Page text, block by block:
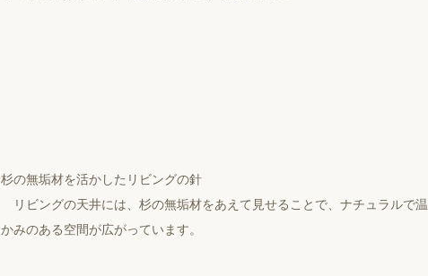
杉の無垢材を活かしたリビングの針
リビングの天井には、杉の無垢材をあえて見せることで、ナチュラルで温
かみのある空間が広がっています。